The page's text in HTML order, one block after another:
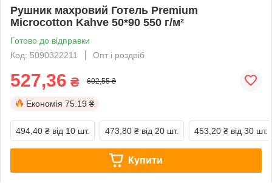
Рушник махровий Готель Premium
Microcotton Kahve 50*90 550 г/м²
Готово до відправки
Код: 5090322211
Опт і роздріб
527,36 ₴ 602,55 ₴
Економія 75.19 ₴
494,40 ₴ від 10 шт. 473,80 ₴ від 20 шт. 453,20 ₴ від 30 шт.
Купити